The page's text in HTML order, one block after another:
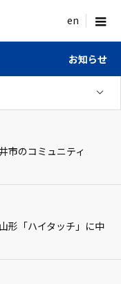
menu
お知らせ
市のコミュニティ
形「ハイタッチ」に中